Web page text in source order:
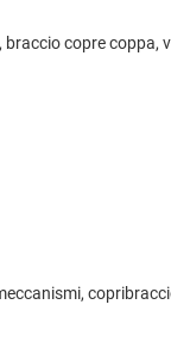
braccio copre coppa,